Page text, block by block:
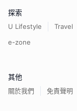
探索
U Lifestyle Travel
e-zone
其他
關於我們 免責聲明